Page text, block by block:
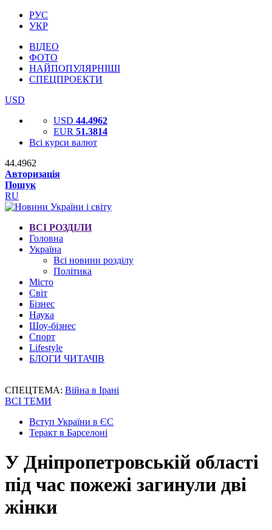
РУС
УКР
ВІДЕО
ФОТО
НАЙПОПУЛЯРНІШІ
СПЕЦПРОЕКТИ
USD
USD 44.4962
EUR 51.3814
Всі курси валют
44.4962
Авторизація
Пошук
RU
ВСІ РОЗДІЛИ
Головна
Україна
Всі новини розділу
Політика
Місто
Світ
Бізнес
Наука
Шоу-бізнес
Спорт
Lifestyle
БЛОГИ ЧИТАЧІВ
СПЕЦТЕМА: Війна в Ірані
ВСІ ТЕМИ
Вступ України в ЄС
Теракт в Барселоні
У Дніпропетровській області
під час пожежі загинули дві
жінки